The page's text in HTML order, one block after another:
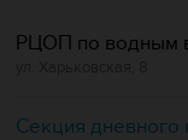
РЦОП по водным
Секция дневного